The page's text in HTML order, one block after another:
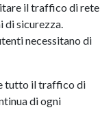
il traffico di rete
di sicurezza.
necessitano di
tutto il traffico di
di ogni